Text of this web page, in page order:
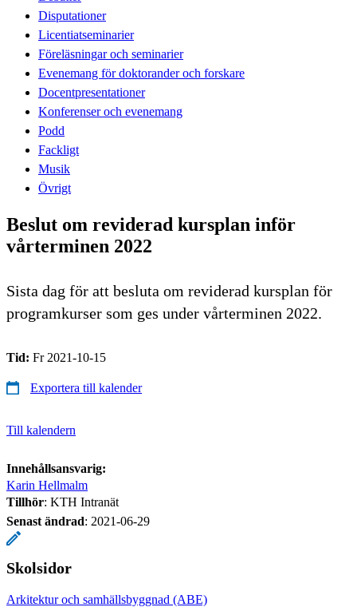
Disputationer
Licentiatseminarier
Föreläsningar och seminarier
Evenemang för doktorander och forskare
Docentpresentationer
Konferenser och evenemang
Podd
Fackligt
Musik
Övrigt
Beslut om reviderad kursplan inför
vårterminen 2022
Sista dag för att besluta om reviderad kursplan för
programkurser som ges under vårterminen 2022.
Tid: Fr 2021-10-15
Exportera till kalender
Till kalendern
Innehållsansvarig:
Karin Hellmalm
Tillhör: KTH Intranät
Senast ändrad: 2021-06-29
Skolsidor
Arkitektur och samhällsbyggnad (ABE)